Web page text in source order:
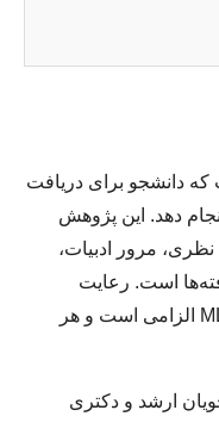
دانشجو برای دریافت
دهد. این پژوهش
مرور ادبیات،
است. رعایت
استانداردهای نگارشی مانند APA و MLA الزامی است و هر